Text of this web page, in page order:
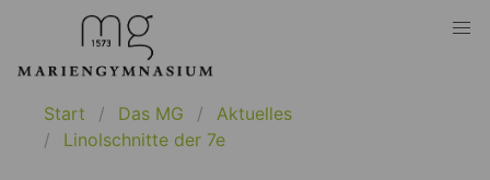
Start Das MG
Aktuelles
Linolschnitte der 7e